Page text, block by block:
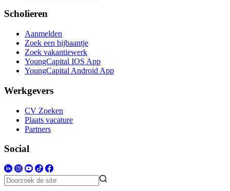
Scholieren
Aanmelden
Zoek een bijbaantje
Zoek vakantiewerk
YoungCapital IOS App
YoungCapital Android App
Werkgevers
CV Zoeken
Plaats vacature
Partners
Social